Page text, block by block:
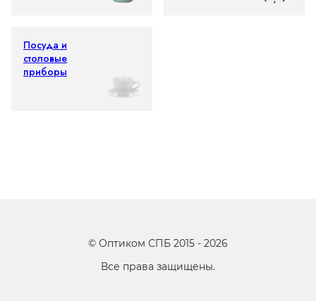
Посуда и
столовые
приборы
© Оптиком СПБ 2015 - 2026
Все права защищены.